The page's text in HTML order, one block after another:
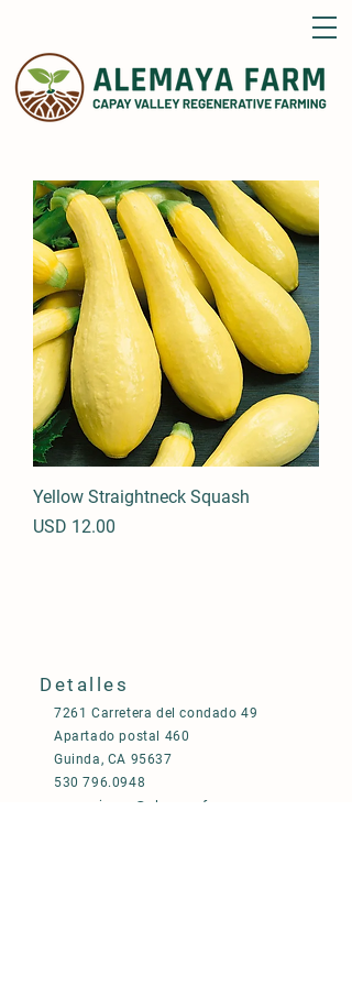
Yellow Straightneck Squash
Precio
USD 12.00
Detalles
7261 Carretera del condado 49
Apartado postal 460
Guinda, CA 95637
530 796.0948
operaciones@alemayafarm.com